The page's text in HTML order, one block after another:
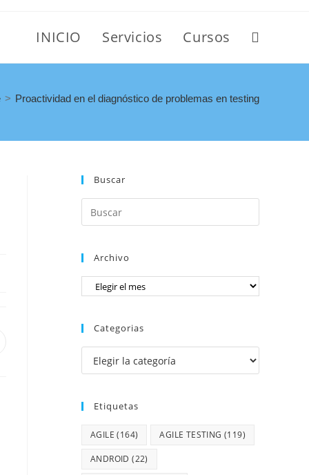
INICIO Servicios Cursos
> Proactividad en el diagnóstico de problemas en testing
Buscar
Archivo
Categorias
Etiquetas
AGILE (164) AGILE TESTING (119)
ANDROID (22)